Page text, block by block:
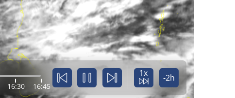
16:30 16:45
1x -2h